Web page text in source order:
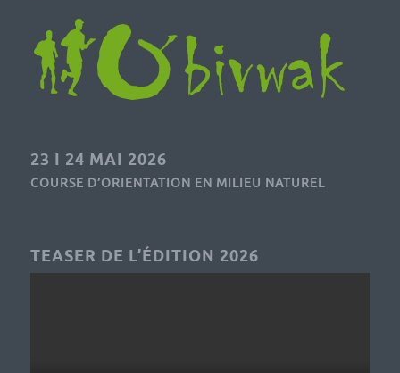
23 I 24 MAI 2026
COURSE D’ORIENTATION EN MILIEU NATUREL
TEASER DE L’ÉDITION 2026